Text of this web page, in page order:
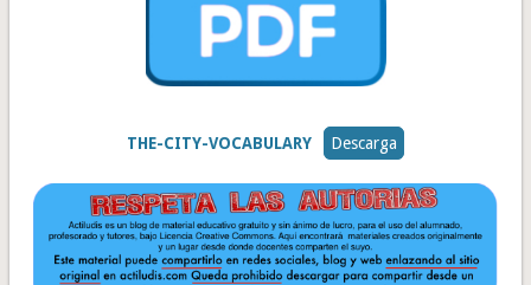
THE-CITY-VOCABULARY Descarga